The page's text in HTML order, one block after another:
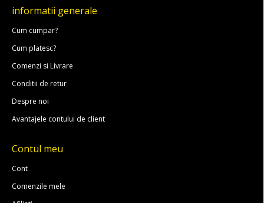
informatii generale
Cum cumpar?
Cum platesc?
Comenzi si Livrare
Conditii de retur
Despre noi
Avantajele contului de client
Contul meu
Cont
Comenzile mele